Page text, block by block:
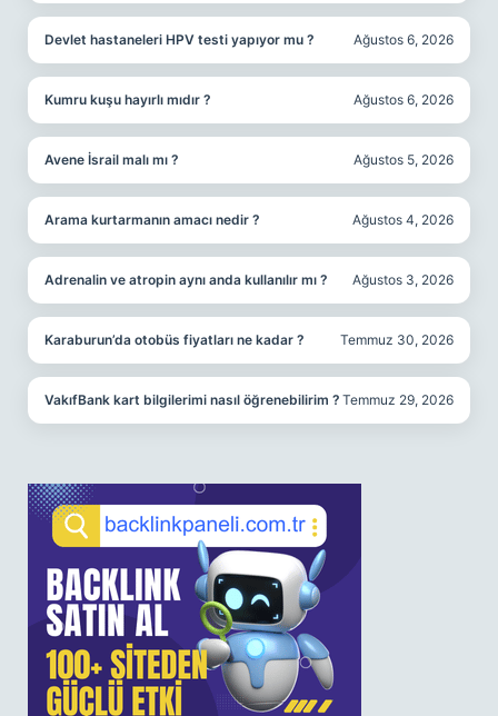
Devlet hastaneleri HPV testi yapıyor mu ? Ağustos 6, 2026
Kumru kuşu hayırlı mıdır ? Ağustos 6, 2026
Avene İsrail malı mı ? Ağustos 5, 2026
Arama kurtarmanın amacı nedir ? Ağustos 4, 2026
Adrenalin ve atropin aynı anda kullanılır mı ? Ağustos 3, 2026
Karaburun’da otobüs fiyatları ne kadar ? Temmuz 30, 2026
VakıfBank kart bilgilerimi nasıl öğrenebilirim ? Temmuz 29, 2026